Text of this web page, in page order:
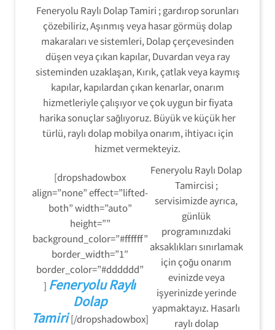
Feneryolu Raylı Dolap Tamiri ; gardırop sorunları
çözebiliriz, Aşınmış veya hasar görmüş dolap
makaraları ve sistemleri, Dolap çerçevesinden
düşen veya çıkan kapılar, Duvardan veya ray
sisteminden uzaklaşan, Kırık, çatlak veya kaymış
kapılar, kapılardan çıkan kenarlar, onarım
hizmetleriyle çalışıyor ve çok uygun bir fiyata
harika sonuçlar sağlıyoruz. Büyük ve küçük her
türlü, raylı dolap mobilya onarım, ihtiyacı için
hizmet vermekteyiz.
[dropshadowbox
align=”none” effect=”lifted-
both” width=”auto”
height=””
background_color=”#ffffff”
border_width=”1″
border_color=”#dddddd”
] Feneryolu Raylı
Dolap
Tamiri [/dropshadowbox]
Feneryolu Raylı Dolap
Tamircisi ;
servisimizde ayrıca,
günlük
programınızdaki
aksaklıkları sınırlamak
için çoğu onarım
evinizde veya
işyerinizde yerinde
yapmaktayız. Hasarlı
raylı dolap